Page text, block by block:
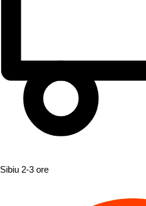
Sibiu 2-3 ore